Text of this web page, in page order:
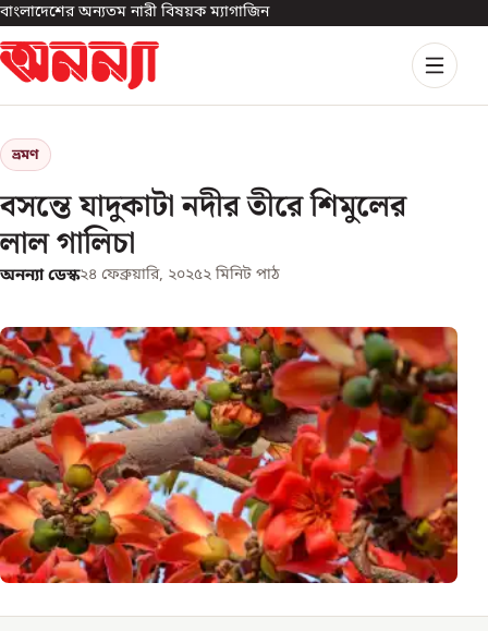
বাংলাদেশের অন্যতম নারী বিষয়ক ম্যাগাজিন
ভ্রমণ
বসন্তে যাদুকাটা নদীর তীরে শিমুলের
লাল গালিচা
অনন্যা ডেস্ক২৪ ফেব্রুয়ারি, ২০২৫২ মিনিট পাঠ